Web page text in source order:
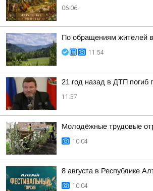
06:06
По обращениям жителей
11:54
21 год назад в ДТП погиб
11:57
Молодёжные трудовые
10:04
8 августа в Республике
10:04